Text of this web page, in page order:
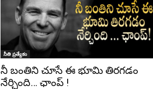
నీతి ప్రత్యేకం
నీ బంతిని చూసే ఈ భూమి తిరగడం
నేర్చింది… ఛాంప్ !